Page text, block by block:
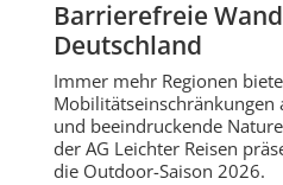
Barrierefreie
Deutschland
Immer mehr Regionen
Mobilitätseinschränkungen
und beeindruckende
der AG Leichter Reisen
die Outdoor-Saison 2026.